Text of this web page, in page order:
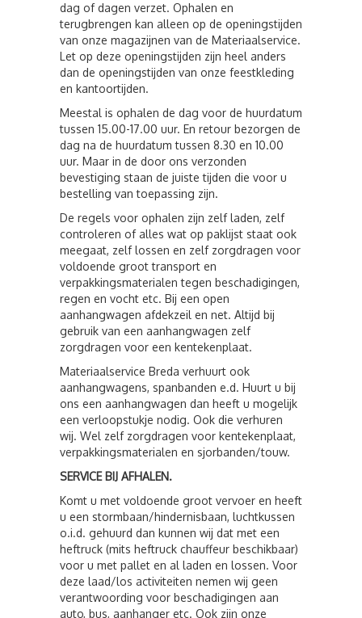
dag of dagen verzet. Ophalen en
terugbrengen kan alleen op de openingstijden
van onze magazijnen van de Materiaalservice.
Let op deze openingstijden zijn heel anders
dan de openingstijden van onze feestkleding
en kantoortijden.
Meestal is ophalen de dag voor de huurdatum
tussen 15.00-17.00 uur. En retour bezorgen de
dag na de huurdatum tussen 8.30 en 10.00
uur. Maar in de door ons verzonden
bevestiging staan de juiste tijden die voor u
bestelling van toepassing zijn.
De regels voor ophalen zijn zelf laden, zelf
controleren of alles wat op paklijst staat ook
meegaat, zelf lossen en zelf zorgdragen voor
voldoende groot transport en
verpakkingsmaterialen tegen beschadigingen,
regen en vocht etc. Bij een open
aanhangwagen afdekzeil en net. Altijd bij
gebruik van een aanhangwagen zelf
zorgdragen voor een kentekenplaat.
Materiaalservice Breda verhuurt ook
aanhangwagens, spanbanden e.d. Huurt u bij
ons een aanhangwagen dan heeft u mogelijk
een verloopstukje nodig. Ook die verhuren
wij. Wel zelf zorgdragen voor kentekenplaat,
verpakkingsmaterialen en sjorbanden/touw.
SERVICE BIJ AFHALEN.
Komt u met voldoende groot vervoer en heeft
u een stormbaan/hindernisbaan, luchtkussen
o.i.d. gehuurd dan kunnen wij dat met een
heftruck (mits heftruck chauffeur beschikbaar)
voor u met pallet en al laden en lossen. Voor
deze laad/los activiteiten nemen wij geen
verantwoording voor beschadigingen aan
auto, bus, aanhanger etc. Ook zijn onze